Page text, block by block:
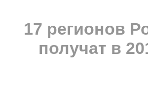
17 регионов
получат в